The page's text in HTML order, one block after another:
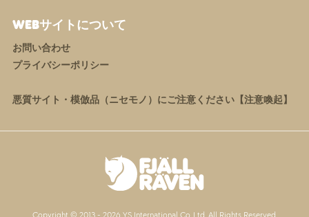
WEBサイトについて
お問い合わせ
プライバシーポリシー
悪質サイト・模倣品（ニセモノ）にご注意ください【注意喚起】
Copyright © 2013 - 2026 YS International Co.,Ltd. All Rights Reserved.